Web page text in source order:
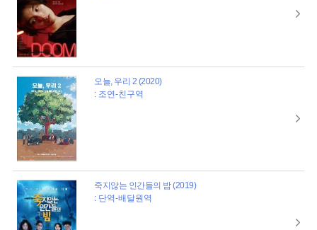
오늘, 우리 2 (2020)
: 조연-친구역
죽지않는 인간들의 밤 (2019)
: 단역-배달원역